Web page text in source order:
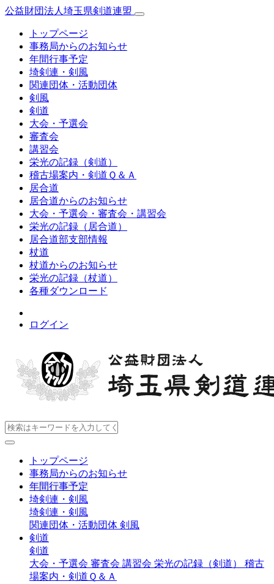
公益財団法人埼玉県剣道連盟
トップページ
事務局からのお知らせ
年間行事予定
埼剣連・剣風
関連団体・活動団体
剣風
剣道
大会・予選会
審査会
講習会
栄光の記録（剣道）
稽古場案内・剣道Ｑ＆Ａ
居合道
居合道からのお知らせ
大会・予選会・審査会・講習会
栄光の記録（居合道）
居合道部支部情報
杖道
杖道からのお知らせ
栄光の記録（杖道）
各種ダウンロード
ログイン
トップページ
事務局からのお知らせ
年間行事予定
埼剣連・剣風
埼剣連・剣風
関連団体・活動団体 剣風
剣道
剣道
大会・予選会 審査会 講習会 栄光の記録（剣道） 稽古
場案内・剣道Ｑ＆Ａ